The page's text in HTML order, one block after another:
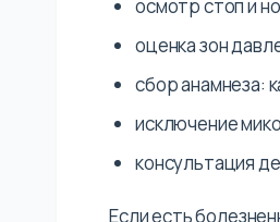
осмотр стоп и
оценка зон
сбор анамнеза:
исключение
консультация
Если есть